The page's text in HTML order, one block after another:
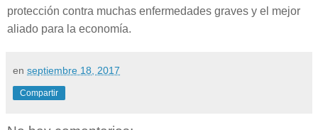
protección contra muchas enfermedades graves y el mejor
aliado para la economía.
en septiembre 18, 2017
Compartir